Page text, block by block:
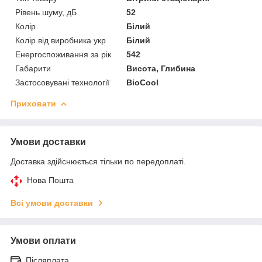
Рівень шуму, дБ
52
Колір
Білий
Колір від виробника укр
Білий
Енергоспоживання за рік
542
Габарити
Висота, Глибина
Застосовувані технології
BioCool
Приховати
Умови доставки
Доставка здійснюється тільки по передоплаті.
Нова Пошта
Всі умови доставки
Умови оплати
Післяплата